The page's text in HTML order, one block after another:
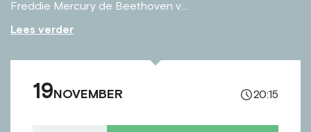
Freddie Mercury de Beethoven v...
Lees verder
19 NOVEMBER 20:15